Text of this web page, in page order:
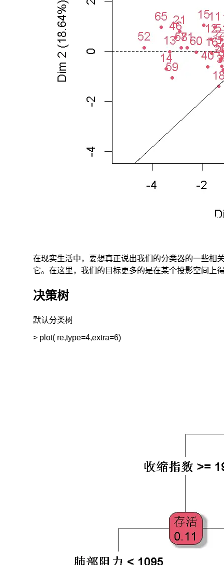
在现实生活中，要想真正说出我们的分类器的一些相
它。在这里，我们的目标更多的是在某个投影空间上
决策树
默认分类树
> plot( re,type=4,extra=6)